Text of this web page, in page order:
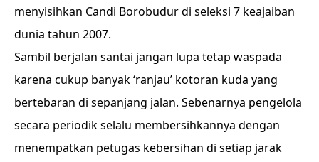
menyisihkan Candi Borobudur di seleksi 7 keajaiban
dunia tahun 2007.
Sambil berjalan santai jangan lupa tetap waspada
karena cukup banyak ‘ranjau’ kotoran kuda yang
bertebaran di sepanjang jalan. Sebenarnya pengelola
secara periodik selalu membersihkannya dengan
menempatkan petugas kebersihan di setiap jarak